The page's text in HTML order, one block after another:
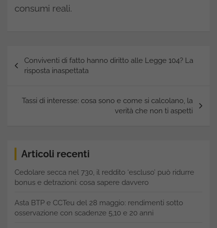
consumi reali.
articoli
Conviventi di fatto hanno diritto alle Legge 104? La
risposta inaspettata
Tassi di interesse: cosa sono e come si calcolano, la
verità che non ti aspetti
Articoli recenti
Cedolare secca nel 730, il reddito ‘escluso’ può ridurre
bonus e detrazioni: cosa sapere davvero
Asta BTP e CCTeu del 28 maggio: rendimenti sotto
osservazione con scadenze 5,10 e 20 anni